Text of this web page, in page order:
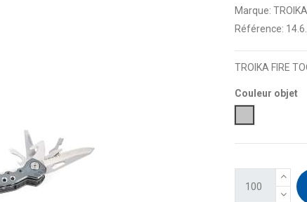
Marque: TROIKA
Référence:
TROIKA FIRE
Couleur objet